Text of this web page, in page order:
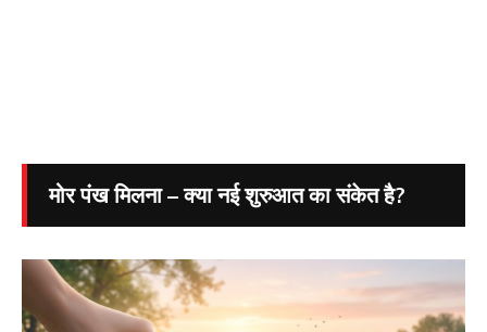
मोर पंख मिलना – क्या नई शुरुआत का संकेत है?